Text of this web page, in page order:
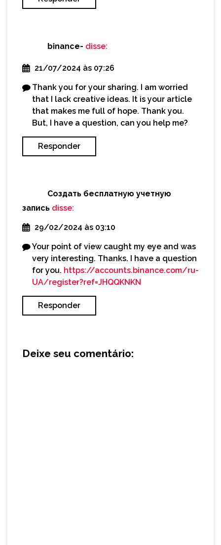
binance- disse:
21/07/2024 às 07:26
Thank you for your sharing. I am worried
that I lack creative ideas. It is your article
that makes me full of hope. Thank you.
But, I have a question, can you help me?
Responder
Создать бесплатную учетную
запись disse:
29/02/2024 às 03:10
Your point of view caught my eye and was
very interesting. Thanks. I have a question
for you. https://accounts.binance.com/ru-
UA/register?ref=JHQQKNKN
Responder
Deixe seu comentário: